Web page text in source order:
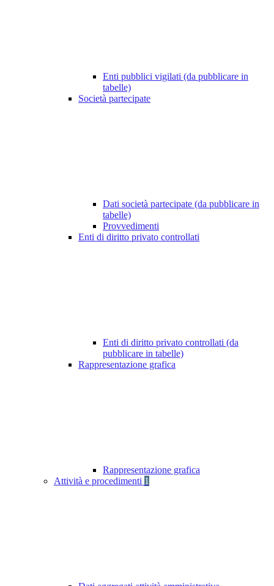
Enti pubblici vigilati (da pubblicare in
tabelle)
Società partecipate
Dati società partecipate (da pubblicare in
tabelle)
Provvedimenti
Enti di diritto privato controllati
Enti di diritto privato controllati (da
pubblicare in tabelle)
Rappresentazione grafica
Rappresentazione grafica
Attività e procedimenti 1